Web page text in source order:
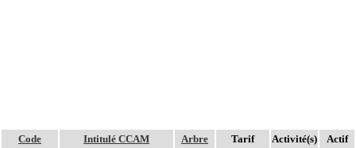
Code Intitulé CCAM Arbre Tarif Activité(s) Actif